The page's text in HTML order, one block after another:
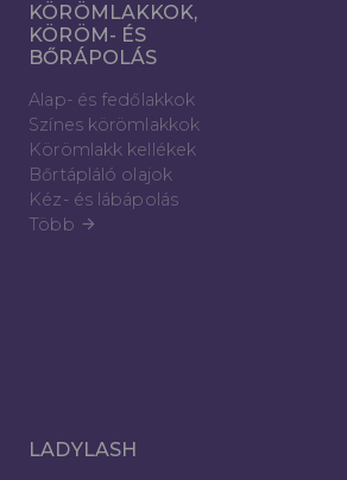
KÖRÖMLAKKOK,
KÖRÖM- ÉS
BŐRÁPOLÁS
Alap- és fedőlakkok
Színes körömlakkok
Körömlakk kellékek
Bőrtápláló olajok
Kéz- és lábápolás
Több arrow_forward
LADYLASH